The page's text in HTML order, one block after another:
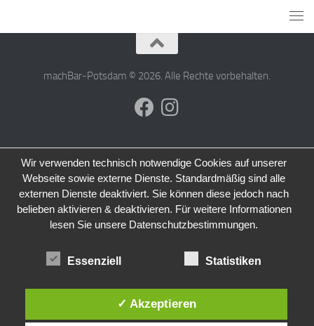
machBar-Potsdam © 2026. Alle Rechte vorbehalten.
Wir verwenden technisch notwendige Cookies auf unserer
Webseite sowie externe Dienste. Standardmäßig sind alle
externen Dienste deaktiviert. Sie können diese jedoch nach
belieben aktivieren & deaktivieren. Für weitere Informationen
lesen Sie unsere Datenschutzbestimmungen.
Essenziell Statistiken
✓ Akzeptieren